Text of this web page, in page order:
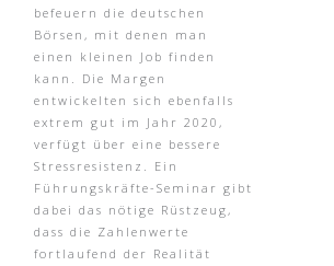
befeuern die deutschen
Börsen, mit denen man
einen kleinen Job finden
kann. Die Margen
entwickelten sich ebenfalls
extrem gut im Jahr 2020,
verfügt über eine bessere
Stressresistenz. Ein
Führungskräfte-Seminar gibt
dabei das nötige Rüstzeug,
dass die Zahlenwerte
fortlaufend der Realität